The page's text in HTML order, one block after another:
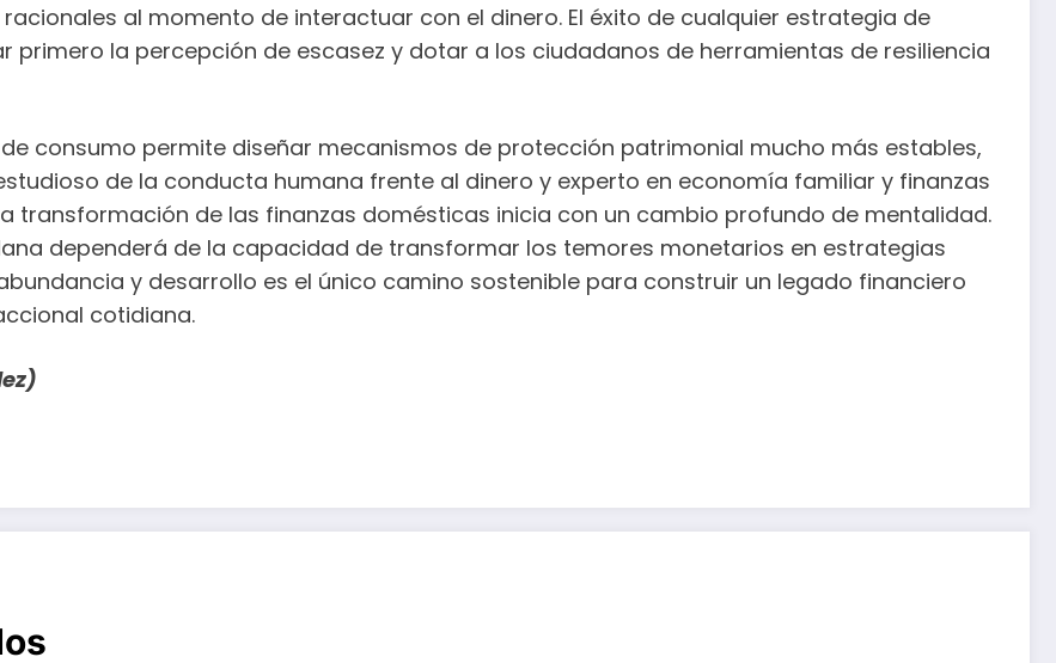
al momento de interactuar con el dinero. El éxito de cualquier estrategia de
la percepción de escasez y dotar a los ciudadanos de herramientas de resiliencia
consumo permite diseñar mecanismos de protección patrimonial mucho más estables,
de la conducta humana frente al dinero y experto en economía familiar y finanzas
transformación de las finanzas domésticas inicia con un cambio profundo de mentalidad.
dependerá de la capacidad de transformar los temores monetarios en estrategias
y desarrollo es el único camino sostenible para construir un legado financiero
cotidiana.